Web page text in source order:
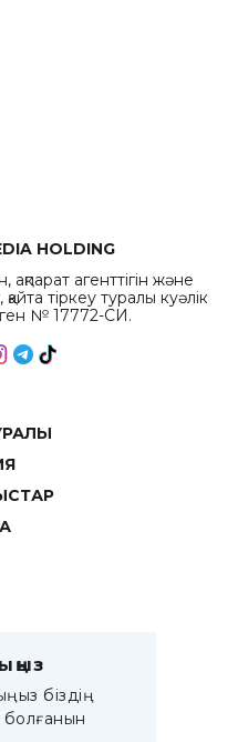
HOLDING
агенттігін және
тіркеу туралы куәлік
№ 17772-СИ.
біздің
болғанын